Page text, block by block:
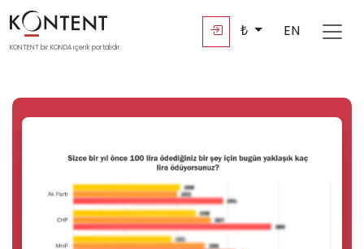
KONTENT bir KONDA içerik portalıdır.
₺ EN